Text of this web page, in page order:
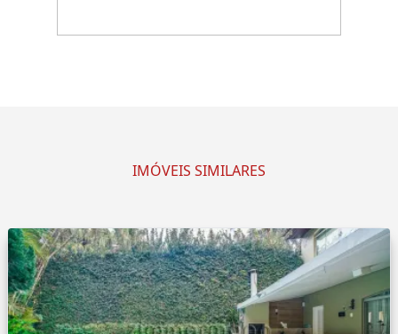
IMÓVEIS SIMILARES